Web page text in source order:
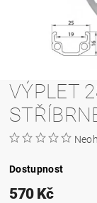
VÝPLET
Dostupnost
570 Kč